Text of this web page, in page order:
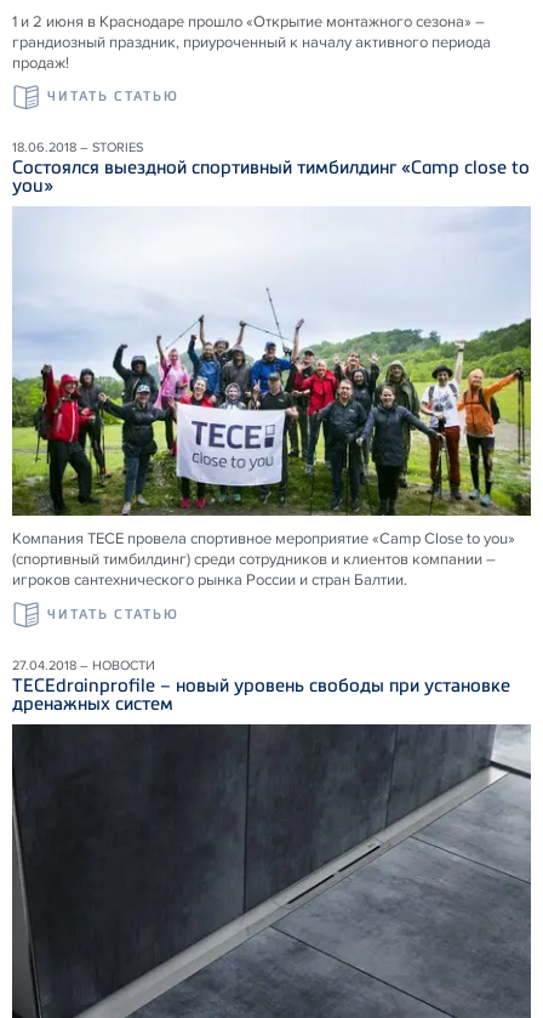
1 и 2 июня в Краснодаре прошло «Открытие монтажного сезона» –
грандиозный праздник, приуроченный к началу активного периода
продаж!
ЧИТАТЬ СТАТЬЮ
18.06.2018 – STORIES
Состоялся выездной спортивный тимбилдинг «Camp close to
you»
Компания ТЕСЕ провела спортивное мероприятие «Camp Close to you»
(спортивный тимбилдинг) среди сотрудников и клиентов компании –
игроков сантехнического рынка России и стран Балтии.
ЧИТАТЬ СТАТЬЮ
27.04.2018 – НОВОСТИ
TECEdrainprofile – новый уровень свободы при установке
дренажных систем